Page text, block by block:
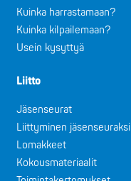
Kuinka harrastamaan?
Kuinka kilpailemaan?
Usein kysyttyä
Liitto
Jäsenseurat
Liittyminen jäsenseuraksi
Lomakkeet
Kokousmateriaalit